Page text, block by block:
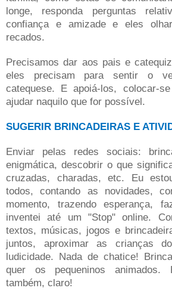
longe, responda perguntas
confiança e amizade e eles
recados.
Precisamos dar aos pais e
eles precisam para sentir o
catequese. E apoiá-los, colocar-
ajudar naquilo que for possível.
SUGERIR BRINCADEIRAS E
Enviar pelas redes sociais:
enigmática, descobrir o que
cruzadas, charadas, etc. Eu
todos, contando as novidades,
momento, trazendo esperança,
inventei até um "Stop" online.
textos, músicas, jogos e
juntos, aproximar as crianças
ludicidade. Nada de chatice!
quer os pequeninos animados.
também, claro!